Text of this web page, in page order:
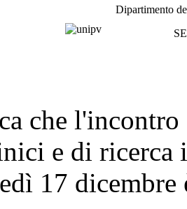
Dipartimento
che
e di ricerca
17 dicembre